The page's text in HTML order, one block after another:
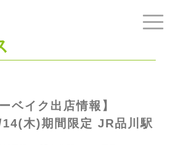
ベイク出店情報】
木)期間限定 JR品川駅